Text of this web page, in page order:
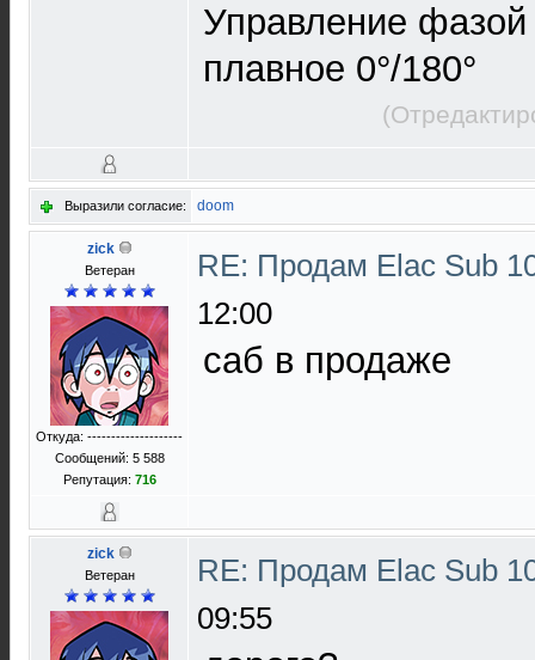
Управление
плавное 0°/180°
Выразили согласие: doom
zick
Ветеран
Откуда: --------------------
Сообщений: 5 588
Репутация: 716
RE: Продам Elac Sub
12:00
саб в продаже
zick
Ветеран
RE: Продам Elac Sub
09:55